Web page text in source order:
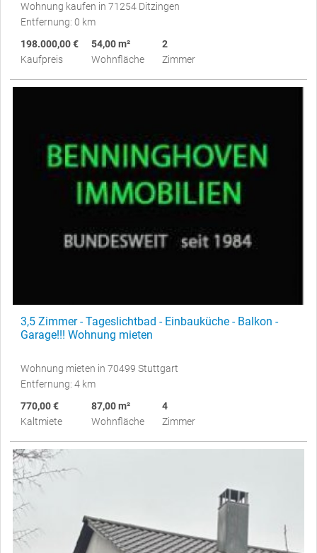
Wohnung kaufen in 71254 Ditzingen
Entfernung: 0 km
198.000,00 €
Kaufpreis
54,00 m²
Wohnfläche
2
Zimmer
3,5 Zimmer - Tageslichtbad - Einbauküche - Balkon -
Garage!!! Wohnung mieten
Wohnung mieten in 70499 Stuttgart
Entfernung: 4 km
770,00 €
Kaltmiete
87,00 m²
Wohnfläche
4
Zimmer